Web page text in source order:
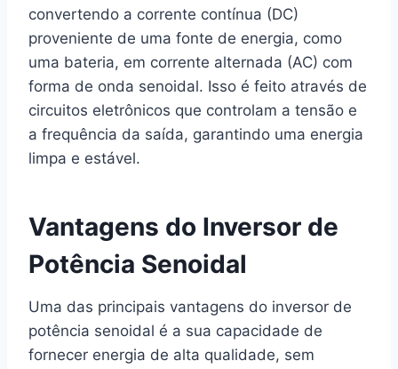
convertendo a corrente contínua (DC)
proveniente de uma fonte de energia, como
uma bateria, em corrente alternada (AC) com
forma de onda senoidal. Isso é feito através de
circuitos eletrônicos que controlam a tensão e
a frequência da saída, garantindo uma energia
limpa e estável.
Vantagens do Inversor de
Potência Senoidal
Uma das principais vantagens do inversor de
potência senoidal é a sua capacidade de
fornecer energia de alta qualidade, sem